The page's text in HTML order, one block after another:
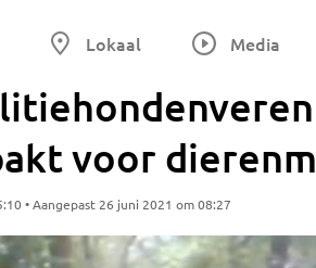
Lokaal Media
voor
• Aangepast 26 juni 2021 om 08:27